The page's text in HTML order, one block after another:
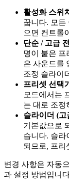
활성화 스위
꿉니다. 모든
으면 컨트롤
단순 / 고급
명이 붙은
은 사운드를
조정 슬라이
프리셋 선택
모드에서는
는 대로 조정
슬라이더 (고
기본값으로
습니다. 슬라
되므로, 프리
변경 사항은 자동
과 설정 방법입니